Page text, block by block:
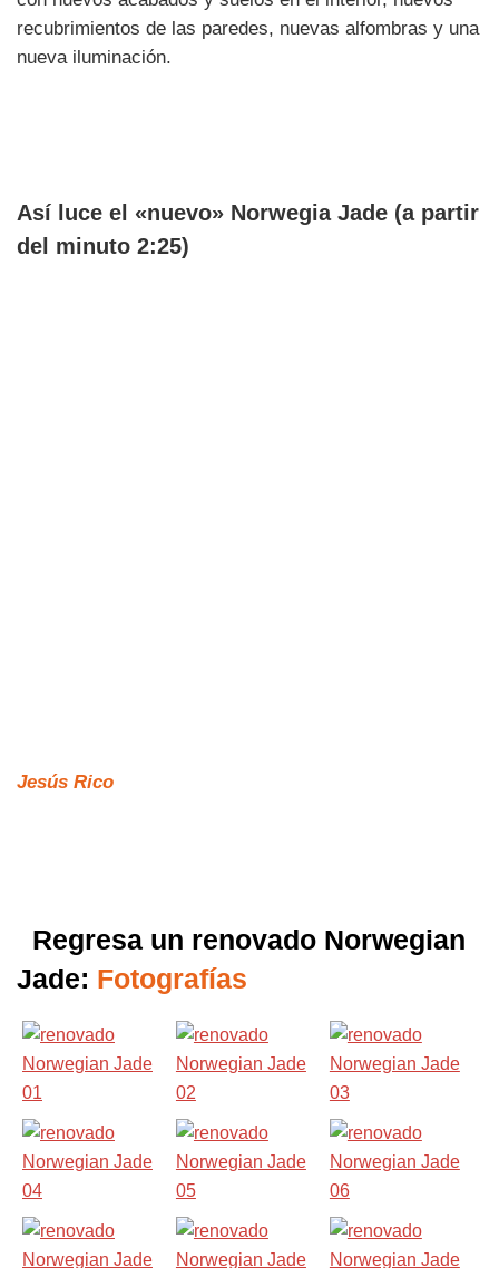
recubrimientos de las paredes, nuevas alfombras y una
nueva iluminación.
Así luce el «nuevo» Norwegia Jade (a partir
del minuto 2:25)
Jesús Rico
Regresa un renovado Norwegian
Jade: Fotografías